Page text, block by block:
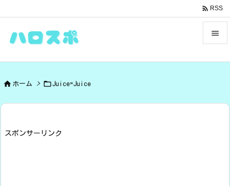


 RSS
 ホーム > Juice=Juice
スポンサーリンク